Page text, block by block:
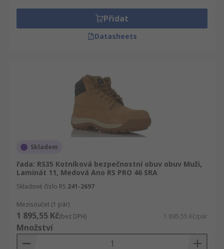
Přidat
Datasheets
Skladem
řada: RS35 Kotníková bezpečnostní obuv obuv Muži,
Laminát 11, Medová Ano RS PRO 46 SRA
Skladové číslo RS 241-2697
Mezisoučet (1 pár)
1 895,55 Kč(bez DPH) 1 895,55 Kč/pár
Množství